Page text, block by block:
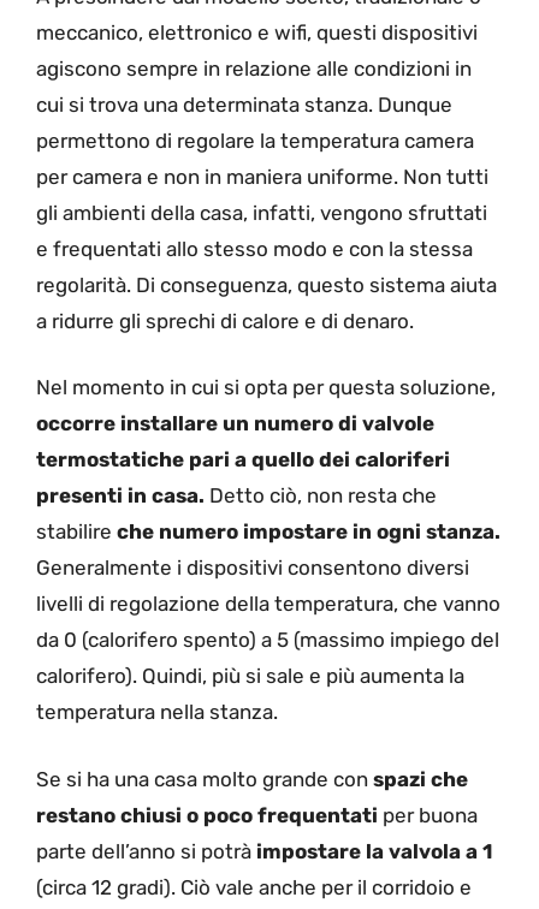
meccanico, elettronico e wifi, questi dispositivi
agiscono sempre in relazione alle condizioni in
cui si trova una determinata stanza. Dunque
permettono di regolare la temperatura camera
per camera e non in maniera uniforme. Non tutti
gli ambienti della casa, infatti, vengono sfruttati
e frequentati allo stesso modo e con la stessa
regolarità. Di conseguenza, questo sistema aiuta
a ridurre gli sprechi di calore e di denaro.
Nel momento in cui si opta per questa soluzione,
occorre installare un numero di valvole
termostatiche pari a quello dei caloriferi
presenti in casa. Detto ciò, non resta che
stabilire che numero impostare in ogni stanza.
Generalmente i dispositivi consentono diversi
livelli di regolazione della temperatura, che vanno
da 0 (calorifero spento) a 5 (massimo impiego del
calorifero). Quindi, più si sale e più aumenta la
temperatura nella stanza.
Se si ha una casa molto grande con spazi che
restano chiusi o poco frequentati per buona
parte dell’anno si potrà impostare la valvola a 1
(circa 12 gradi). Ciò vale anche per il corridoio e